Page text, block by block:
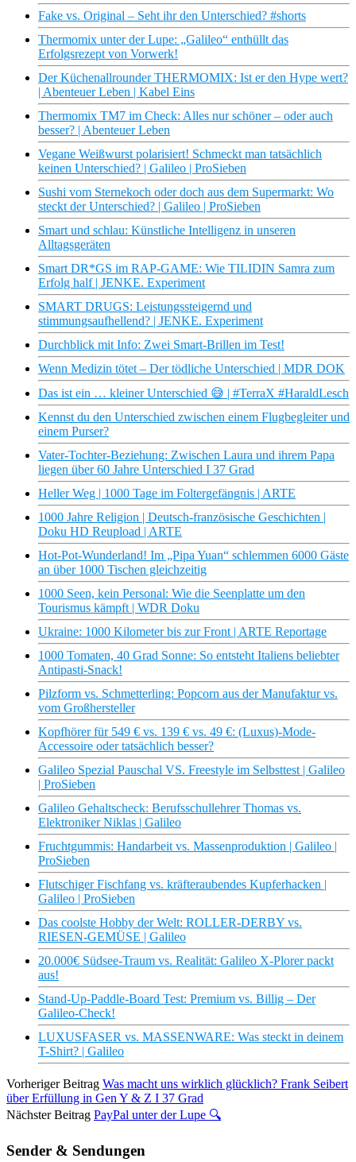
Fake vs. Original – Seht ihr den Unterschied? #shorts
Thermomix unter der Lupe: „Galileo“ enthüllt das
Erfolgsrezept von Vorwerk!
Der Küchenallrounder THERMOMIX: Ist er den Hype wert?
| Abenteuer Leben | Kabel Eins
Thermomix TM7 im Check: Alles nur schöner – oder auch
besser? | Abenteuer Leben
Vegane Weißwurst polarisiert! Schmeckt man tatsächlich
keinen Unterschied? | Galileo | ProSieben
Sushi vom Sternekoch oder doch aus dem Supermarkt: Wo
steckt der Unterschied? | Galileo | ProSieben
Smart und schlau: Künstliche Intelligenz in unseren
Alltagsgeräten
Smart DR*GS im RAP-GAME: Wie TILIDIN Samra zum
Erfolg half | JENKE. Experiment
SMART DRUGS: Leistungssteigernd und
stimmungsaufhellend? | JENKE. Experiment
Durchblick mit Info: Zwei Smart-Brillen im Test!
Wenn Medizin tötet – Der tödliche Unterschied | MDR DOK
Das ist ein … kleiner Unterschied 😅 | #TerraX #HaraldLesch
Kennst du den Unterschied zwischen einem Flugbegleiter und
einem Purser?
Vater-Tochter-Beziehung: Zwischen Laura und ihrem Papa
liegen über 60 Jahre Unterschied I 37 Grad
Heller Weg | 1000 Tage im Foltergefängnis | ARTE
1000 Jahre Religion | Deutsch-französische Geschichten |
Doku HD Reupload | ARTE
Hot-Pot-Wunderland! Im „Pipa Yuan“ schlemmen 6000 Gäste
an über 1000 Tischen gleichzeitig
1000 Seen, kein Personal: Wie die Seenplatte um den
Tourismus kämpft | WDR Doku
Ukraine: 1000 Kilometer bis zur Front | ARTE Reportage
1000 Tomaten, 40 Grad Sonne: So entsteht Italiens beliebter
Antipasti-Snack!
Pilzform vs. Schmetterling: Popcorn aus der Manufaktur vs.
vom Großhersteller
Kopfhörer für 549 € vs. 139 € vs. 49 €: (Luxus)-Mode-
Accessoire oder tatsächlich besser?
Galileo Spezial Pauschal VS. Freestyle im Selbsttest | Galileo
| ProSieben
Galileo Gehaltscheck: Berufsschullehrer Thomas vs.
Elektroniker Niklas | Galileo
Fruchtgummis: Handarbeit vs. Massenproduktion | Galileo |
ProSieben
Flutschiger Fischfang vs. kräfteraubendes Kupferhacken |
Galileo | ProSieben
Das coolste Hobby der Welt: ROLLER-DERBY vs.
RIESEN-GEMÜSE | Galileo
20.000€ Südsee-Traum vs. Realität: Galileo X-Plorer packt
aus!
Stand-Up-Paddle-Board Test: Premium vs. Billig – Der
Galileo-Check!
LUXUSFASER vs. MASSENWARE: Was steckt in deinem
T-Shirt? | Galileo
Vorheriger Beitrag Was macht uns wirklich glücklich? Frank Seibert
über Erfüllung in Gen Y & Z I 37 Grad
Nächster Beitrag PayPal unter der Lupe 🔍
Sender & Sendungen